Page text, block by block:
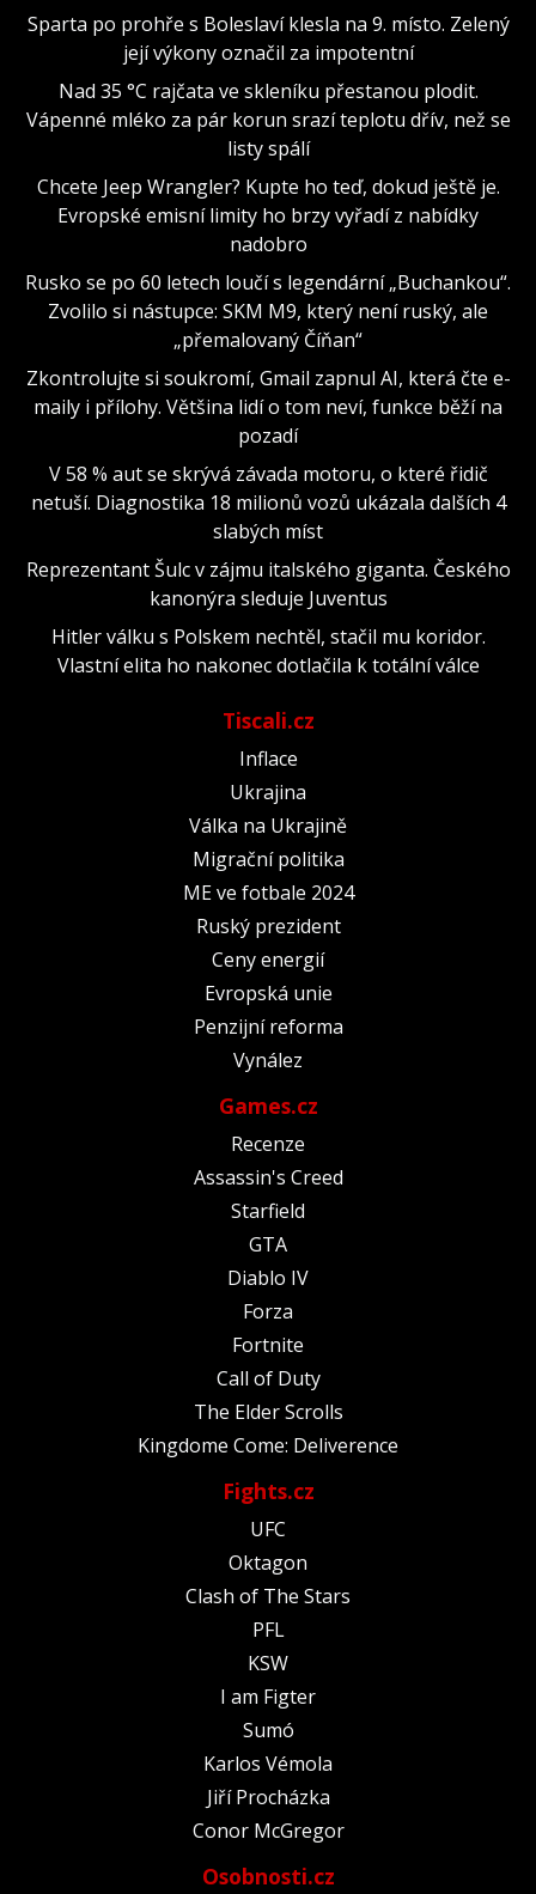
Sparta po prohře s Boleslaví klesla na 9. místo. Zelený
její výkony označil za impotentní
Nad 35 °C rajčata ve skleníku přestanou plodit.
Vápenné mléko za pár korun srazí teplotu dřív, než se
listy spálí
Chcete Jeep Wrangler? Kupte ho teď, dokud ještě je.
Evropské emisní limity ho brzy vyřadí z nabídky
nadobro
Rusko se po 60 letech loučí s legendární „Buchankou“.
Zvolilo si nástupce: SKM M9, který není ruský, ale
„přemalovaný Číňan“
Zkontrolujte si soukromí, Gmail zapnul AI, která čte e-
maily i přílohy. Většina lidí o tom neví, funkce běží na
pozadí
V 58 % aut se skrývá závada motoru, o které řidič
netuší. Diagnostika 18 milionů vozů ukázala dalších 4
slabých míst
Reprezentant Šulc v zájmu italského giganta. Českého
kanonýra sleduje Juventus
Hitler válku s Polskem nechtěl, stačil mu koridor.
Vlastní elita ho nakonec dotlačila k totální válce
Tiscali.cz
Inflace
Ukrajina
Válka na Ukrajině
Migrační politika
ME ve fotbale 2024
Ruský prezident
Ceny energií
Evropská unie
Penzijní reforma
Vynález
Games.cz
Recenze
Assassin's Creed
Starfield
GTA
Diablo IV
Forza
Fortnite
Call of Duty
The Elder Scrolls
Kingdome Come: Deliverence
Fights.cz
UFC
Oktagon
Clash of The Stars
PFL
KSW
I am Figter
Sumó
Karlos Vémola
Jiří Procházka
Conor McGregor
Osobnosti.cz